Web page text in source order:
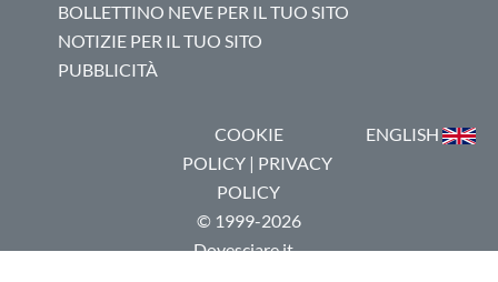
BOLLETTINO NEVE PER IL TUO SITO
NOTIZIE PER IL TUO SITO
PUBBLICITÀ
COOKIE
POLICY| PRIVACY
POLICY
© 1999-2026
Dovesciare.it -
ENGLISH